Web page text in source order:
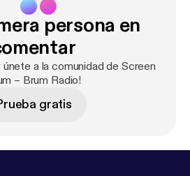
Caine Mutiny and the
in Konnie Huq’s regular
persona en
únete a la comunidad de Screen
– Brum Radio!
gratis